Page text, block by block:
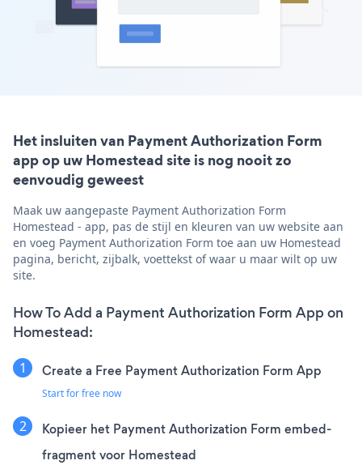
Het insluiten van Payment Authorization Form
app op uw Homestead site is nog nooit zo
eenvoudig geweest
Maak uw aangepaste Payment Authorization Form
Homestead - app, pas de stijl en kleuren van uw website aan
en voeg Payment Authorization Form toe aan uw Homestead
pagina, bericht, zijbalk, voettekst of waar u maar wilt op uw
site.
How To Add a Payment Authorization Form App on
Homestead:
Create a Free Payment Authorization Form App
Start for free now
Kopieer het Payment Authorization Form embed-
fragment voor Homestead